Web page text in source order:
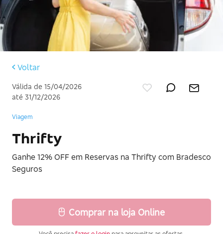
Voltar
Válida de 15/04/2026
até 31/12/2026
Viagem
Thrifty
Ganhe 12% OFF em Reservas na Thrifty com Bradesco
Seguros
Comprar na loja Online